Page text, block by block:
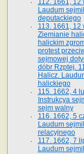
112. 1661, 12
Laudum
deputackiego
113. 1661, 12
Ziemianie
halickim
protest
sejmowej
dóbr Rzptej.
Halicz.
halickiego
115. 1662, 4
Instrukcya
sejm walny
116. 1662, 5
Laudum
relacyjnego
117. 1662, 7
Laudum